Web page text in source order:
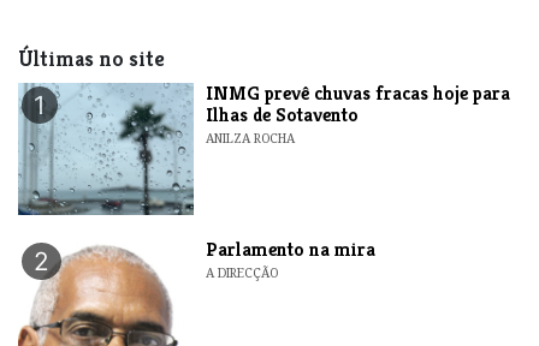
Últimas no site
1
INMG prevê chuvas fracas hoje para
Ilhas de Sotavento
ANILZA ROCHA
2 Parlamento na mira
A DIRECÇÃO